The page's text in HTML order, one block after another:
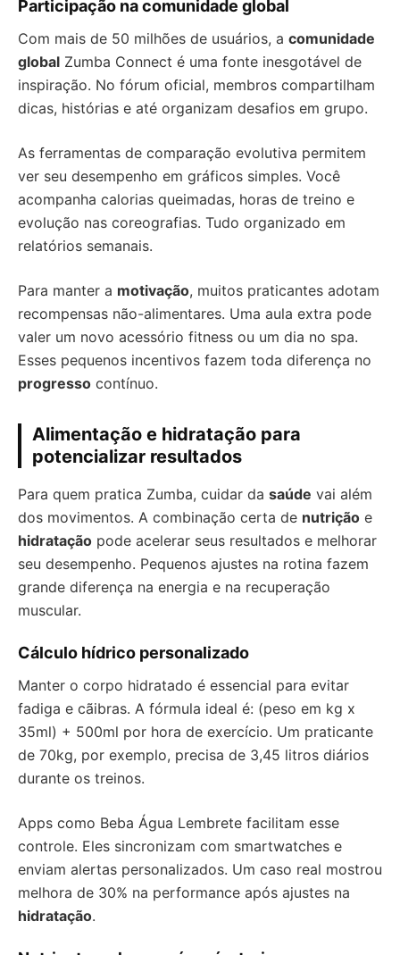
Participação na comunidade global
Com mais de 50 milhões de usuários, a comunidade
global Zumba Connect é uma fonte inesgotável de
inspiração. No fórum oficial, membros compartilham
dicas, histórias e até organizam desafios em grupo.
As ferramentas de comparação evolutiva permitem
ver seu desempenho em gráficos simples. Você
acompanha calorias queimadas, horas de treino e
evolução nas coreografias. Tudo organizado em
relatórios semanais.
Para manter a motivação, muitos praticantes adotam
recompensas não-alimentares. Uma aula extra pode
valer um novo acessório fitness ou um dia no spa.
Esses pequenos incentivos fazem toda diferença no
progresso contínuo.
Alimentação e hidratação para
potencializar resultados
Para quem pratica Zumba, cuidar da saúde vai além
dos movimentos. A combinação certa de nutrição e
hidratação pode acelerar seus resultados e melhorar
seu desempenho. Pequenos ajustes na rotina fazem
grande diferença na energia e na recuperação
muscular.
Cálculo hídrico personalizado
Manter o corpo hidratado é essencial para evitar
fadiga e cãibras. A fórmula ideal é: (peso em kg x
35ml) + 500ml por hora de exercício. Um praticante
de 70kg, por exemplo, precisa de 3,45 litros diários
durante os treinos.
Apps como Beba Água Lembrete facilitam esse
controle. Eles sincronizam com smartwatches e
enviam alertas personalizados. Um caso real mostrou
melhora de 30% na performance após ajustes na
hidratação.